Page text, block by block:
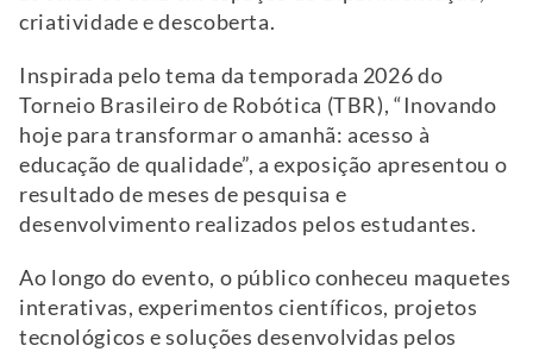
criatividade e descoberta.
Inspirada pelo tema da temporada 2026 do
Torneio Brasileiro de Robótica (TBR), “Inovando
hoje para transformar o amanhã: acesso à
educação de qualidade”, a exposição apresentou o
resultado de meses de pesquisa e
desenvolvimento realizados pelos estudantes.
Ao longo do evento, o público conheceu maquetes
interativas, experimentos científicos, projetos
tecnológicos e soluções desenvolvidas pelos